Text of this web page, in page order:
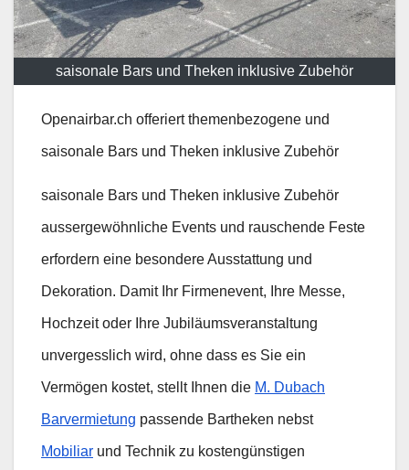
saisonale Bars und Theken inklusive Zubehör
Openairbar.ch offeriert themenbezogene und
saisonale Bars und Theken inklusive Zubehör
saisonale Bars und Theken inklusive Zubehör
aussergewöhnliche Events und rauschende Feste
erfordern eine besondere Ausstattung und
Dekoration. Damit Ihr Firmenevent, Ihre Messe,
Hochzeit oder Ihre Jubiläumsveranstaltung
unvergesslich wird, ohne dass es Sie ein
Vermögen kostet, stellt Ihnen die M. Dubach
Barvermietung passende Bartheken nebst
Mobiliar und Technik zu kostengünstigen